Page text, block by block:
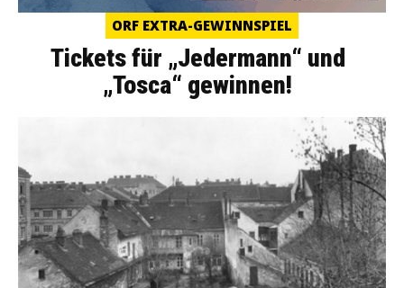
ORF EXTRA-GEWINNSPIEL
Tickets für „Jedermann“ und
„Tosca“ gewinnen!